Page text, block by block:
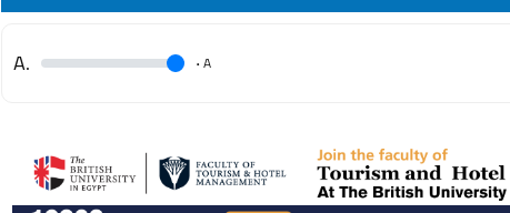
A
.
.A